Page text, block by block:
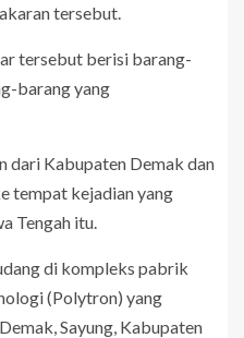
tersebut.
tersebut berisi barang-
barang yang
dari Kabupaten Demak dan
tempat kejadian yang
Tengah itu.
di kompleks pabrik
(Polytron) yang
Sayung, Kabupaten